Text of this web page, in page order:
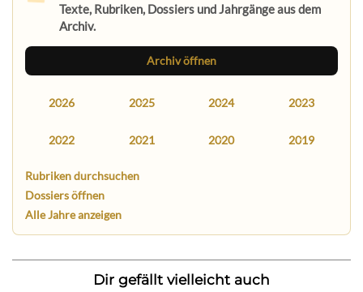
Texte, Rubriken, Dossiers und Jahrgänge aus dem
Archiv.
Archiv öffnen
2026 2025 2024 2023
2022 2021 2020 2019
Rubriken durchsuchen
Dossiers öffnen
Alle Jahre anzeigen
Dir gefällt vielleicht auch